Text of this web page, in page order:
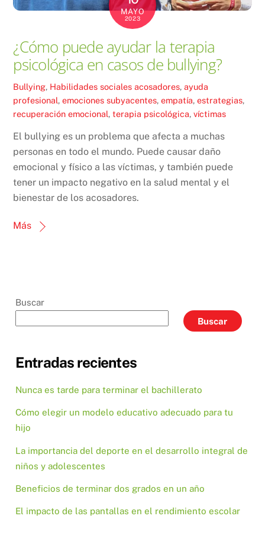
MAYO
2023
¿Cómo puede ayudar la terapia
psicológica en casos de bullying?
Bullying, Habilidades sociales acosadores,ayuda
profesional,emociones subyacentes,empatía,estrategias,
recuperación emocional,terapia psicológica,víctimas
El bullying es un problema que afecta a muchas
personas en todo el mundo. Puede causar daño
emocional y físico a las víctimas, y también puede
tener un impacto negativo en la salud mental y el
bienestar de los acosadores.
Más
Buscar
Buscar
Entradas recientes
Nunca es tarde para terminar el bachillerato
Cómo elegir un modelo educativo adecuado para tu
hijo
La importancia del deporte en el desarrollo integral de
niños y adolescentes
Beneficios de terminar dos grados en un año
El impacto de las pantallas en el rendimiento escolar